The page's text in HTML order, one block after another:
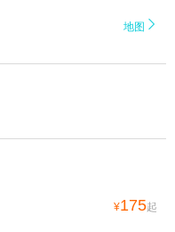
地图 
¥175起